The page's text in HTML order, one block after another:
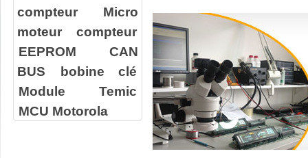
compteur
Micro
moteur compteur
EEPROM
CAN
BUS
bobine clé
Module Temic
MCU Motorola